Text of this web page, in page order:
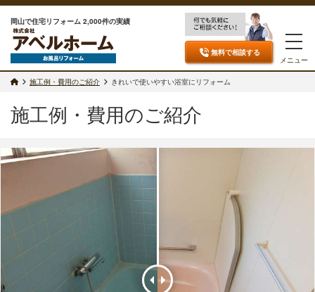
岡山で住宅リフォーム 2,000件の実績
無料で相談する
メニュー
施工例・費用のご紹介 きれいで使いやすい浴室にリフォーム
施工例・費用のご紹介